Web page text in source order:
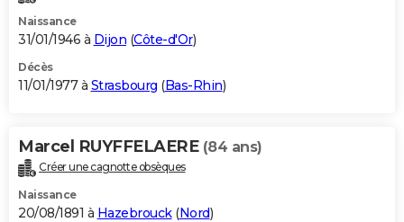
Naissance
31/01/1946 à Dijon (Côte-d'Or)
Décès
11/01/1977 à Strasbourg (Bas-Rhin)
Marcel RUYFFELAERE (84 ans)
Créer une cagnotte obsèques
Naissance
20/08/1891 à Hazebrouck(Nord)